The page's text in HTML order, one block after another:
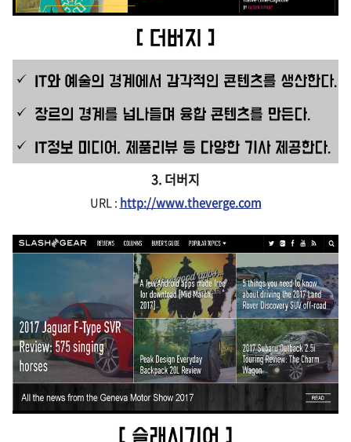
3. 더버지
URL : http://www.theverge.com